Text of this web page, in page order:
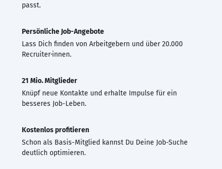
passt.
Persönliche Job-Angebote
Lass Dich finden von Arbeitgebern und über 20.000
Recruiter·innen.
21 Mio. Mitglieder
Knüpf neue Kontakte und erhalte Impulse für ein
besseres Job-Leben.
Kostenlos profitieren
Schon als Basis-Mitglied kannst Du Deine Job-Suche
deutlich optimieren.